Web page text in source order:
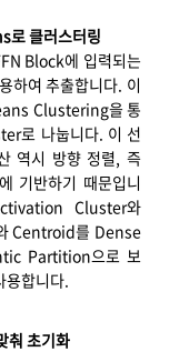
클러스터링
Block에 입력되는
여 추출합니다. 이
Clustering을 통
로 나눕니다. 이 선
역시 방향 정렬, 즉
기반하기 때문입니
Cluster와
Centroid를 Dense
Partition으로 보
합니다.
초기화